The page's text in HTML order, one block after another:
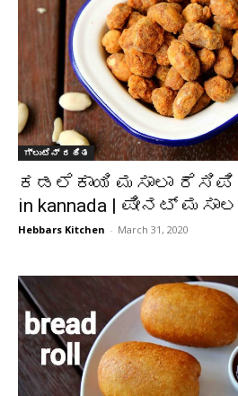
ಗ್ಲುಟೆನ್ ರಹಿತ
ಕಡಲೆಕಾಯಿ ಮಸಾಲಾ ರೆಸಿಪಿ |
in kannada | ಪೀನಟ್ ಮಸಾಲ
Hebbars Kitchen - March 31, 2020